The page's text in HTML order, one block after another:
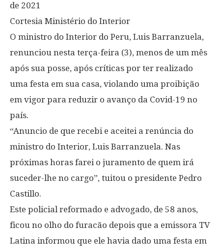
de 2021
Cortesia Ministério do Interior
O ministro do Interior do Peru, Luis Barranzuela,
renunciou nesta terça-feira (3), menos de um mês
após sua posse, após críticas por ter realizado
uma festa em sua casa, violando uma proibição
em vigor para reduzir o avanço da Covid-19 no
país.
“Anuncio de que recebi e aceitei a renúncia do
ministro do Interior, Luis Barranzuela. Nas
próximas horas farei o juramento de quem irá
suceder-lhe no cargo”, tuitou o presidente Pedro
Castillo.
Este policial reformado e advogado, de 58 anos,
ficou no olho do furacão depois que a emissora TV
Latina informou que ele havia dado uma festa em